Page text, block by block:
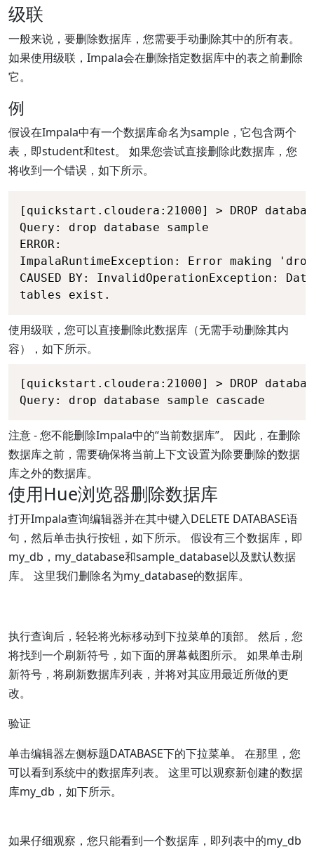
级联
一般来说，要删除数据库，您需要手动删除其中的所有表。
如果使用级联，Impala会在删除指定数据库中的表之前删除
它。
例
假设在Impala中有一个数据库命名为sample，它包含两个
表，即student和test。 如果您尝试直接删除此数据库，您
将收到一个错误，如下所示。
[quickstart.cloudera:21000] > DROP
Query: drop database sample
ERROR:
ImpalaRuntimeException: Error making
CAUSED BY: InvalidOperationException:
tables exist.
使用级联，您可以直接删除此数据库（无需手动删除其内
容），如下所示。
[quickstart.cloudera:21000] > DROP
Query: drop database sample cascade
注意 - 您不能删除Impala中的“当前数据库”。 因此，在删除
数据库之前，需要确保将当前上下文设置为除要删除的数据
库之外的数据库。
使用Hue浏览器删除数据库
打开Impala查询编辑器并在其中键入DELETE DATABASE语
句，然后单击执行按钮，如下所示。 假设有三个数据库，即
my_db，my_database和sample_database以及默认数据
库。 这里我们删除名为my_database的数据库。
执行查询后，轻轻将光标移动到下拉菜单的顶部。 然后，您
将找到一个刷新符号，如下面的屏幕截图所示。 如果单击刷
新符号，将刷新数据库列表，并将对其应用最近所做的更
改。
验证
单击编辑器左侧标题DATABASE下的下拉菜单。 在那里，您
可以看到系统中的数据库列表。 这里可以观察新创建的数据
库my_db，如下所示。
如果仔细观察，您只能看到一个数据库，即列表中的my_db